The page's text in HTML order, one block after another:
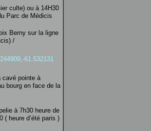
culte) ou à 14H30
Parc de Médicis
Berny sur la ligne
/
61.532131
cavé pointe à
bourg en face de la
à 7h30 heure de
( heure d’été paris )